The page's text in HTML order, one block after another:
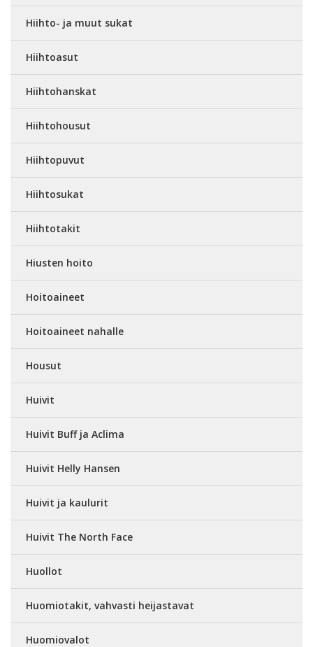
Hiihto- ja muut sukat
Hiihtoasut
Hiihtohanskat
Hiihtohousut
Hiihtopuvut
Hiihtosukat
Hiihtotakit
Hiusten hoito
Hoitoaineet
Hoitoaineet nahalle
Housut
Huivit
Huivit Buff ja Aclima
Huivit Helly Hansen
Huivit ja kaulurit
Huivit The North Face
Huollot
Huomiotakit, vahvasti heijastavat
Huomiovalot